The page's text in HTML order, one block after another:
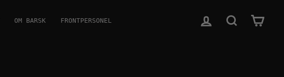
OM BARSK FRONTPERSONEL
KURV